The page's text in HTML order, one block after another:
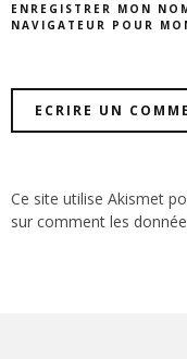
ENREGISTRER MON
NAVIGATEUR POUR
Ce site utilise Akismet
sur comment les